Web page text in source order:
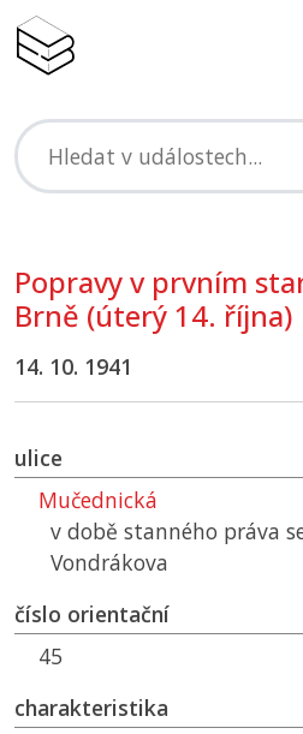
Popravy v prvním
Brně (úterý 14. října)
14. 10. 1941
ulice
Mučednická
v době stanného práva
Vondrákova
číslo orientační
45
charakteristika